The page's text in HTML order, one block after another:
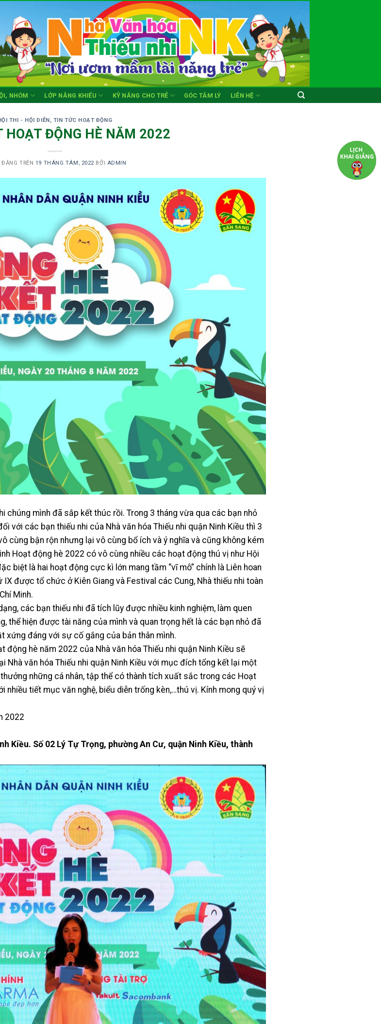
NHÓM LỚP NĂNG KHIẾU KỸ NĂNG CHO TRẺ GÓC TÂM LÝ LIÊN HỆ
THI - HỘI DIỄN, TIN TỨC HOẠT ĐỘNG
HOẠT ĐỘNG HÈ NĂM 2022
TRÊN 19 THÁNG TÁM, 2022 BỞI ADMIN
chúng mình đã sắp kết thúc rồi. Trong 3 tháng vừa qua các bạn nhỏ
với các bạn thiếu nhi của Nhà văn hóa Thiếu nhi quận Ninh Kiều thì 3
cùng bận rộn nhưng lại vô cùng bổ ích và ý nghĩa và cũng không kém
Hoạt động hè 2022 có vô cùng nhiều các hoạt động thú vị như Hội
biệt là hai hoạt động cực kì lớn mang tầm “vĩ mô” chính là Liên hoan
được tổ chức ở Kiên Giang và Festival các Cung, Nhà thiếu nhi toàn
Minh.
các bạn thiếu nhi đã tích lũy được nhiều kinh nghiệm, làm quen
thể hiện được tài năng của mình và quan trọng hết là các bạn nhỏ đã
xứng đáng với sự cố gắng của bản thân mình.
hè năm 2022 của Nhà văn hóa Thiếu nhi quận Ninh Kiều sẽ
văn hóa Thiếu nhi quận Ninh Kiều với mục đích tổng kết lại một
những cá nhân, tập thể có thành tích xuất sắc trong các Hoạt
nhiều tiết mục văn nghệ, biểu diễn trống kèn,…thú vị. Kính mong quý vị
2022
Kiều. Số 02 Lý Tự Trọng, phường An Cư, quận Ninh Kiều, thành